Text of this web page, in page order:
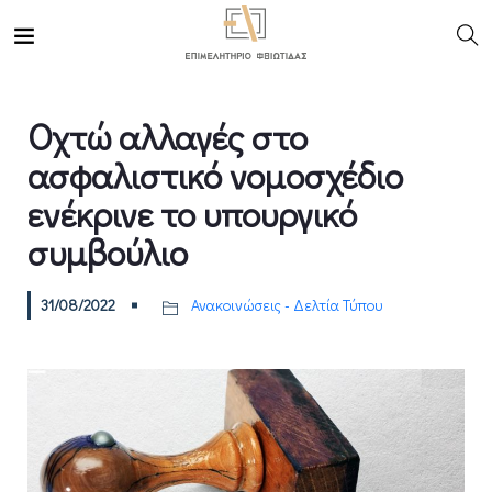
Οχτώ αλλαγές στο
ασφαλιστικό νομοσχέδιο
ενέκρινε το υπουργικό
συμβούλιο
31/08/2022 Ανακοινώσεις - Δελτία Τύπου